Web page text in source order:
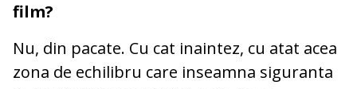
film?
Nu, din pacate. Cu cat inaintez, cu atat acea
zona de echilibru care inseamna siguranta